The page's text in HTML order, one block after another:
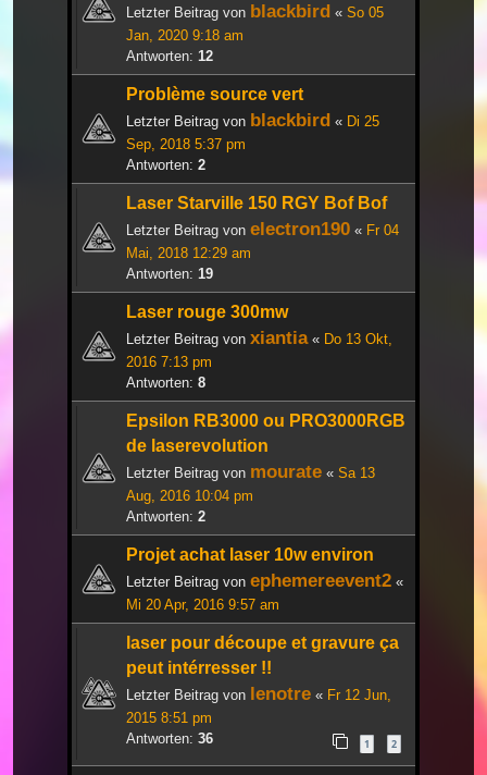
Letzter Beitrag von blackbird « So 05
Jan, 2020 9:18 am
Antworten: 12
Problème source vert
Letzter Beitrag von blackbird « Di 25
Sep, 2018 5:37 pm
Antworten: 2
Laser Starville 150 RGY Bof Bof
Letzter Beitrag von electron190 « Fr 04
Mai, 2018 12:29 am
Antworten: 19
Laser rouge 300mw
Letzter Beitrag von xiantia« Do 13 Okt,
2016 7:13 pm
Antworten: 8
Epsilon RB3000 ou PRO3000RGB
de laserevolution
Letzter Beitrag von mourate « Sa 13
Aug, 2016 10:04 pm
Antworten: 2
Projet achat laser 10w environ
Letzter Beitrag von ephemereevent2 «
Mi 20 Apr, 2016 9:57 am
laser pour découpe et gravure ça
peut intérresser !!
Letzter Beitrag von lenotre « Fr 12 Jun,
2015 8:51 pm
Antworten: 36 1 2